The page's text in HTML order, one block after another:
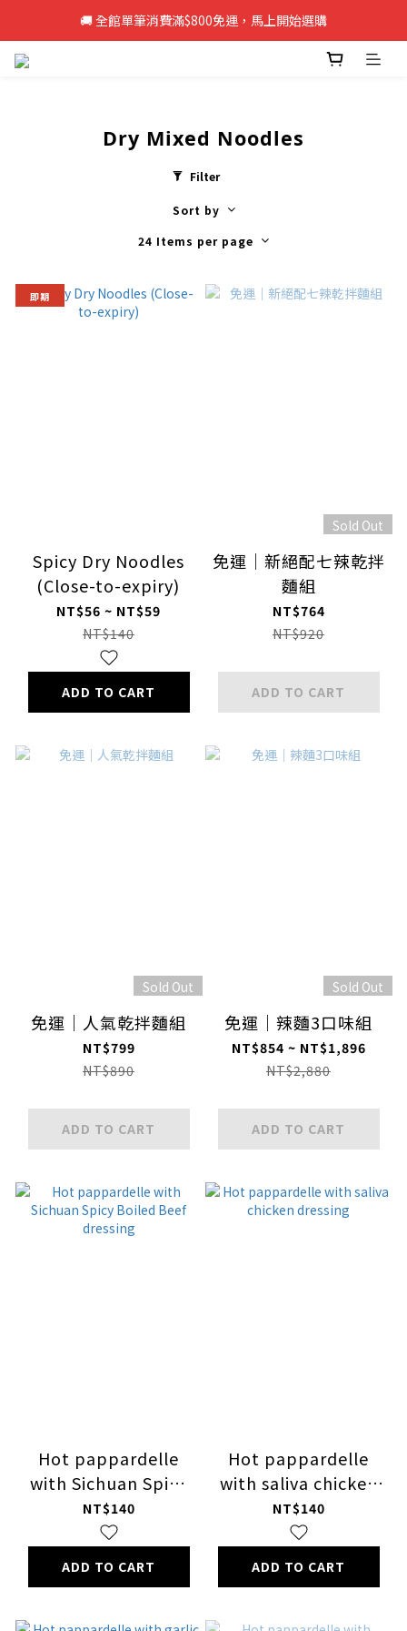
🚚 全館單筆消費滿$800免運，馬上開始選購
🚚 全館單筆消費滿$800免運，馬上開始選購
Dry Mixed Noodles
Filter
Sort by
24 Items per page
即期
Spicy Dry Noodles
(Close-to-expiry)
NT$56 ~ NT$59
NT$140
ADD TO CART
Sold Out
免運｜新絕配七辣乾拌
麵組
NT$764
NT$920
ADD TO CART
Sold Out
免運｜人氣乾拌麵組
NT$799
NT$890
ADD TO CART
Sold Out
免運｜辣麵3口味組
NT$854 ~ NT$1,896
NT$2,880
ADD TO CART
Hot pappardelle
with Sichuan Spicy
Boiled Beef dressing
NT$140
ADD TO CART
Hot pappardelle
with saliva chicken
dressing
NT$140
ADD TO CART